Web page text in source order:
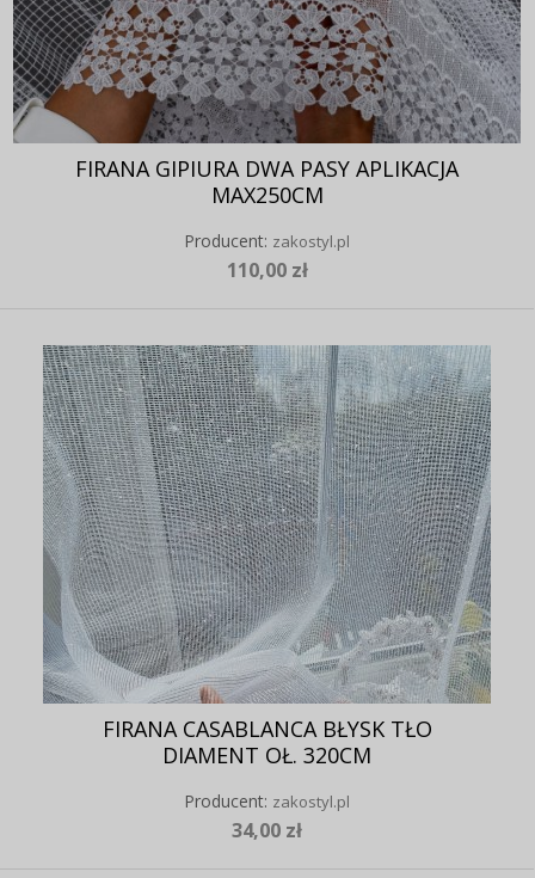
FIRANA GIPIURA DWA PASY APLIKACJA
MAX250CM
Producent: zakostyl.pl
110,00 zł
FIRANA CASABLANCA BŁYSK TŁO
DIAMENT OŁ. 320CM
Producent: zakostyl.pl
34,00 zł